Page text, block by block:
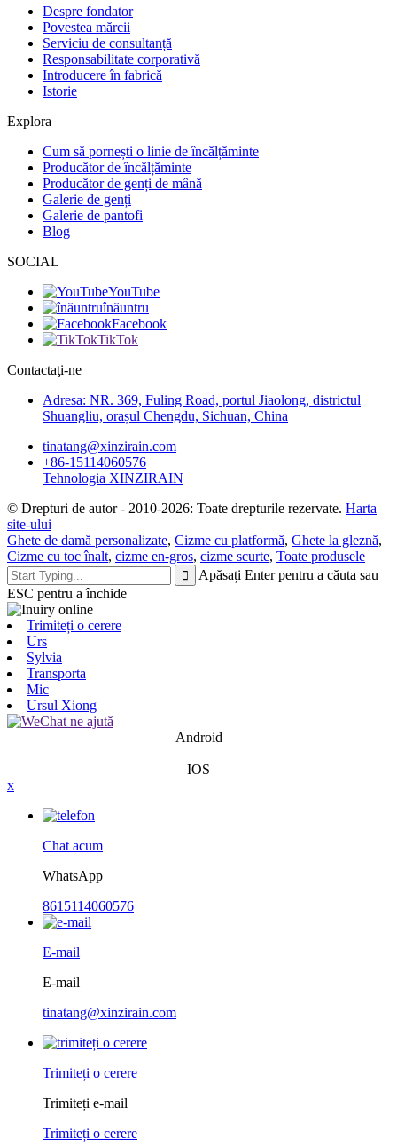
Despre fondator
Povestea mărcii
Serviciu de consultanță
Responsabilitate corporativă
Introducere în fabrică
Istorie
Explora
Cum să pornești o linie de încălțăminte
Producător de încălțăminte
Producător de genți de mână
Galerie de genți
Galerie de pantofi
Blog
SOCIAL
YouTube
înăuntru
Facebook
TikTok
Contactaţi-ne
Adresa: NR. 369, Fuling Road, portul Jiaolong, districtul
Shuangliu, orașul Chengdu, Sichuan, China
tinatang@xinzirain.com
+86-15114060576
Tehnologia XINZIRAIN
© Drepturi de autor - 2010-2026: Toate drepturile rezervate. Harta
site-ului
Ghete de damă personalizate, Cizme cu platformă, Ghete la gleznă,
Cizme cu toc înalt, cizme en-gros, cizme scurte, Toate produsele
Apăsați Enter pentru a căuta sau
ESC pentru a închide
Trimiteți o cerere
Urs
Sylvia
Transporta
Mic
Ursul Xiong
Android
IOS
x
Chat acum
WhatsApp
8615114060576
E-mail
E-mail
tinatang@xinzirain.com
Trimiteți o cerere
Trimiteți e-mail
Trimiteți o cerere